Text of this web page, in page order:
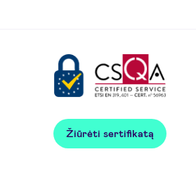
Žiūrėti sertifikatą